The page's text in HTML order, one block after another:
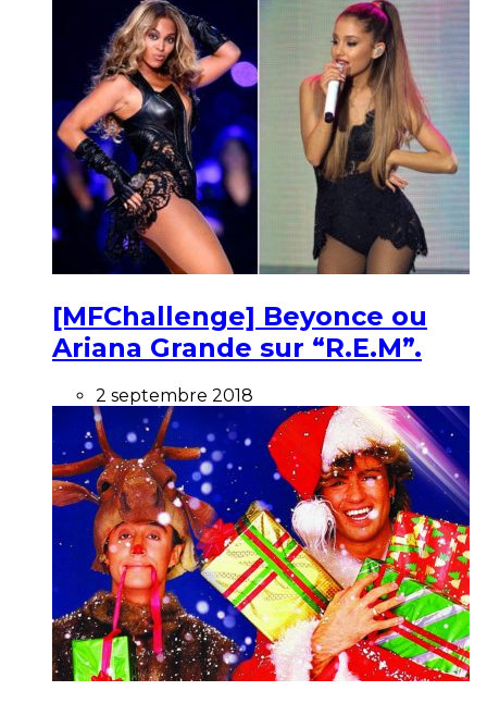
[MFChallenge] Beyonce ou
Ariana Grande sur “R.E.M”.
2 septembre 2018